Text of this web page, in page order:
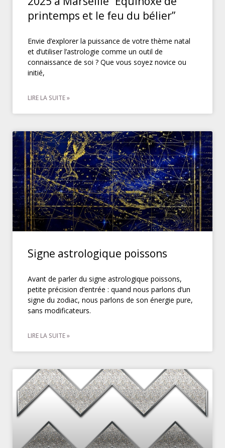
printemps et le feu du bélier”
Envie d’explorer la puissance de votre thème natal
et d’utiliser l’astrologie comme un outil de
connaissance de soi ? Que vous soyez novice ou
initié,
LIRE LA SUITE »
Signe astrologique poissons
Avant de parler du signe astrologique poissons,
petite précision d’entrée : quand nous parlons d’un
signe du zodiac, nous parlons de son énergie pure,
sans modificateurs.
LIRE LA SUITE »